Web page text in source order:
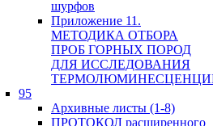
шурфов
Приложение 11.
МЕТОДИКА ОТБОРА
ПРОБ ГОРНЫХ ПОРОД
ДЛЯ ИССЛЕДОВАНИЯ
95
Архивные листы (1-8)
ПРОТОКОЛ расширенного